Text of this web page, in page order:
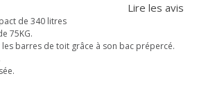
Lire les avis
de 340 litres
75KG.
barres de toit grâce à son bac prépercé.